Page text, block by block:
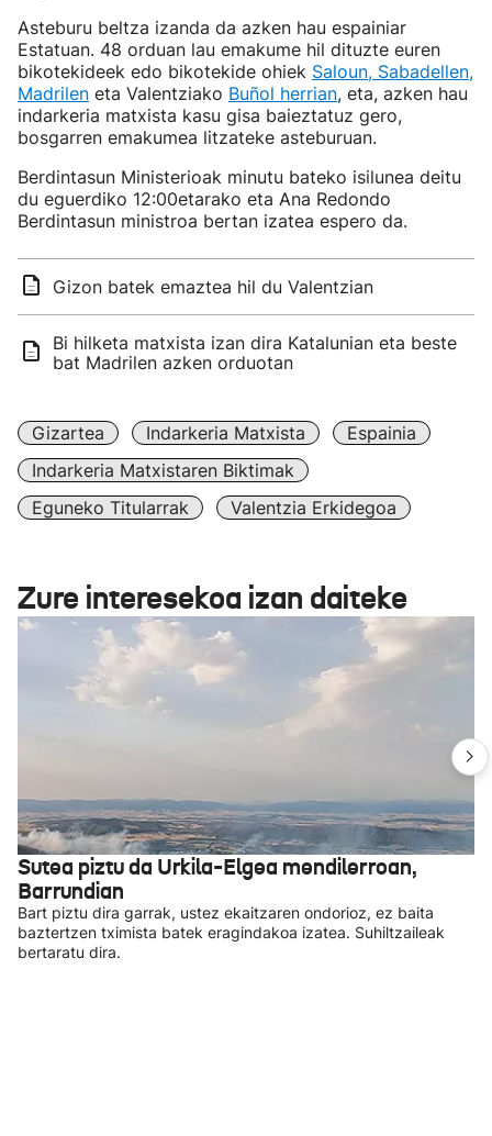
Asteburu beltza izanda da azken hau espainiar
Estatuan. 48 orduan lau emakume hil dituzte euren
bikotekideek edo bikotekide ohiek Saloun, Sabadellen,
Madrilen eta Valentziako Buñol herrian, eta, azken hau
indarkeria matxista kasu gisa baieztatuz gero,
bosgarren emakumea litzateke asteburuan.
Berdintasun Ministerioak minutu bateko isilunea deitu
du eguerdiko 12:00etarako eta Ana Redondo
Berdintasun ministroa bertan izatea espero da.
Gizon batek emaztea hil du Valentzian
Bi hilketa matxista izan dira Katalunian eta beste
bat Madrilen azken orduotan
Gizartea Indarkeria Matxista
Espainia
Indarkeria Matxistaren Biktimak
Eguneko Titularrak
Valentzia Erkidegoa
Zure interesekoa izan daiteke
Sutea piztu da Urkila-Elgea mendilerroan,
Barrundian
Bart piztu dira garrak, ustez ekaitzaren ondorioz, ez baita
baztertzen tximista batek eragindakoa izatea. Suhiltzaileak
bertaratu dira.